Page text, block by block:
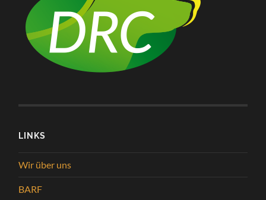
LINKS
Wir über uns
BARF